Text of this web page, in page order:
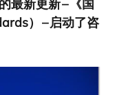
最新更新 – 《国
） – 启动了咨